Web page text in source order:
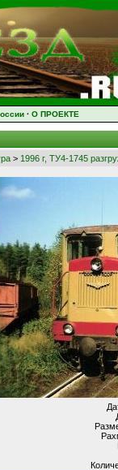
· О ПРОЕКТЕ
> 1996 г, ТУ4-1745